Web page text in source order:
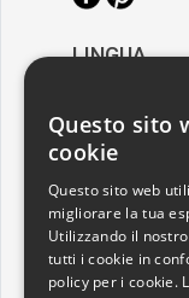
LINGUA
Iscriviti alla
ultime novità
Questo sito
cookie
Questo sito web
migliorare la tua
Utilizzando il
tutti i cookie in
policy per i cookie.